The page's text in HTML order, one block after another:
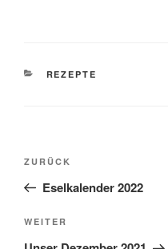
KATEGORIEN
REZEPTE
Beitragsnavigation
Vorheriger
Beitrag
ZURÜCK
Eselkalender 2022
Nächster
Beitrag
WEITER